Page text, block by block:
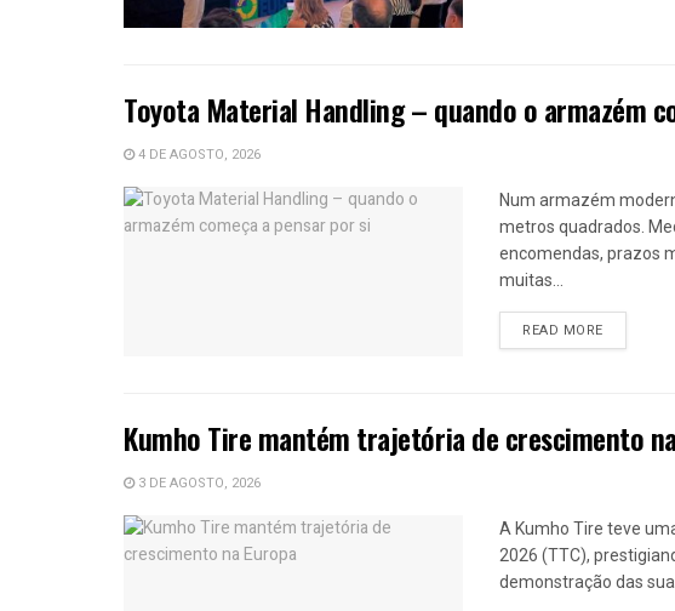
Toyota Material Handling – quando o armazém
4 DE AGOSTO, 2026
Num armazém
metros quadrados.
encomendas, prazos
muitas...
READ MOREDETAILS
Kumho Tire mantém trajetória de crescimento
3 DE AGOSTO, 2026
A Kumho Tire teve
2026 (TTC),
demonstração das